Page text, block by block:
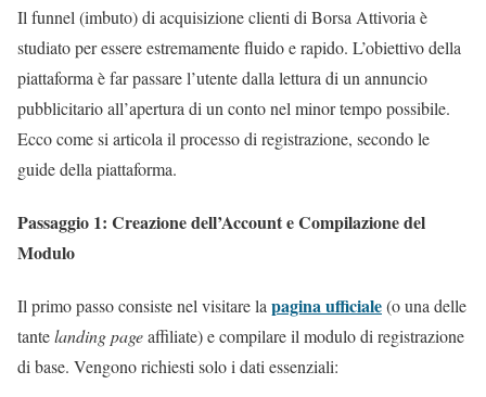
Il funnel (imbuto) di acquisizione clienti di Borsa Attivoria è
studiato per essere estremamente fluido e rapido. L’obiettivo della
piattaforma è far passare l’utente dalla lettura di un annuncio
pubblicitario all’apertura di un conto nel minor tempo possibile.
Ecco come si articola il processo di registrazione, secondo le
guide della piattaforma.
Passaggio 1: Creazione dell’Account e Compilazione del
Modulo
Il primo passo consiste nel visitare la pagina ufficiale(o una delle
tantelanding pageaffiliate) e compilare il modulo di registrazione
di base. Vengono richiesti solo i dati essenziali: